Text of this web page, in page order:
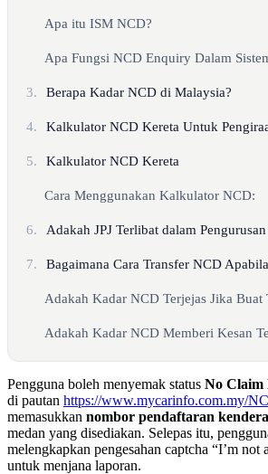
Apa itu ISM NCD?
Apa Fungsi NCD Enquiry Dalam
3. Berapa Kadar NCD di Malaysia?
4. Kalkulator NCD Kereta Untuk
5. Kalkulator NCD Kereta
Cara Menggunakan Kalkulator NCD:
6. Adakah JPJ Terlibat dalam
7. Bagaimana Cara Transfer NCD
Adakah Kadar NCD Terjejas Jika Buat
Adakah Kadar NCD Memberi Kesan
Pengguna boleh menyemak status No Claim
di pautan https://www.mycarinfo.com.my/
memasukkan nombor pendaftaran
medan yang disediakan. Selepas itu,
melengkapkan pengesahan captcha “I’m not
untuk menjana laporan.